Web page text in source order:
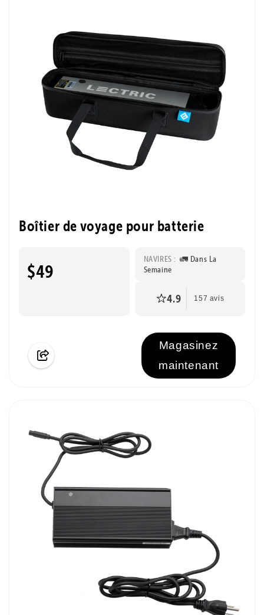
Boîtier de voyage pour batterie
$49
NAVIRES : 🚛 Dans La
Semaine
4.9 157 avis
Magasinez
maintenant